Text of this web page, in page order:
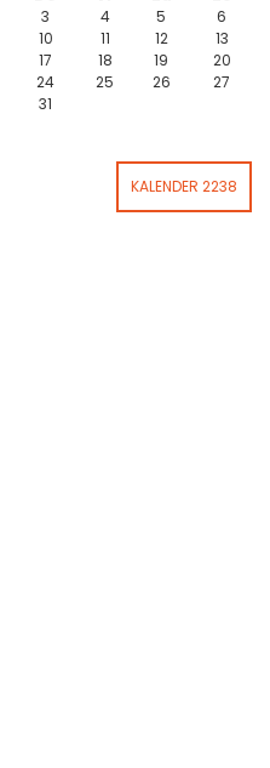
3 4 5
6
10 11 12
13
17 18 19
20
24 25 26
27
31
KALENDER 2238